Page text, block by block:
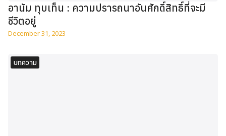
อานัม ทุบเท็น : ความปรารถนาอันศักดิ์สิทธิ์ที่จะมี
ชีวิตอยู่
December 31, 2023
บทความ